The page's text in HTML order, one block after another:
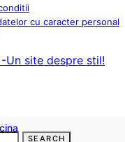
cu caracter personal
SEARCH